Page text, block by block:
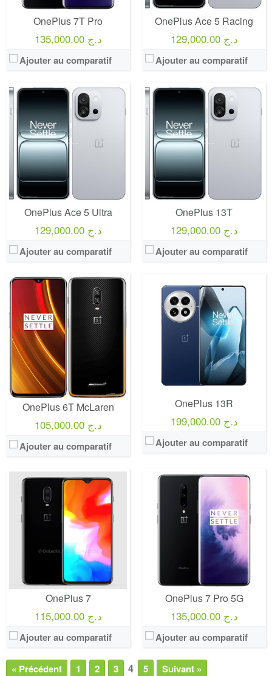
OnePlus 7T Pro
135,000.00 د.ج
Ajouter au comparatif
OnePlus Ace 5 Racing
129,000.00 د.ج
Ajouter au comparatif
OnePlus Ace 5 Ultra
129,000.00 د.ج
Ajouter au comparatif
OnePlus 13T
129,000.00 د.ج
Ajouter au comparatif
OnePlus 6T McLaren
105,000.00 د.ج
Ajouter au comparatif
OnePlus 13R
199,000.00 د.ج
Ajouter au comparatif
OnePlus 7
115,000.00 د.ج
Ajouter au comparatif
OnePlus 7 Pro 5G
135,000.00 د.ج
Ajouter au comparatif
« Précédent 1 2 3 4 5 Suivant »